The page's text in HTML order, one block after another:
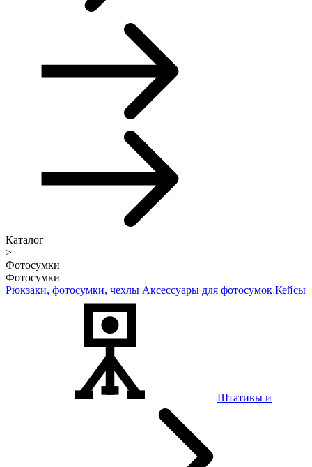
Каталог
>
Фотосумки
Фотосумки
Рюкзаки, фотосумки, чехлы Аксессуары для фотосумок Кейсы
Штативы и